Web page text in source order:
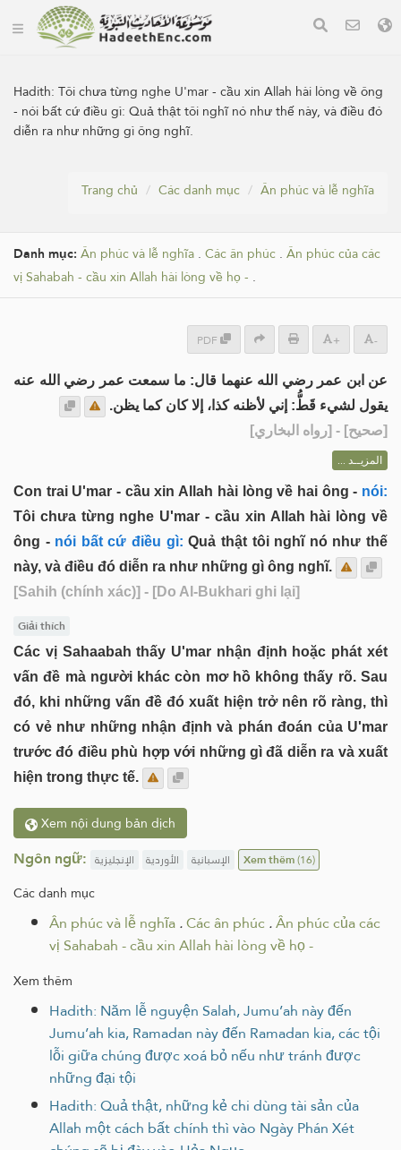
Hadith:Tôi chưa từng nghe U'mar - cầu xin Allah hài lòng về ông
- nói bất cứ điều gì: Quả thật tôi nghĩ nó như thế này, và điều đó
diễn ra như những gì ông nghĩ.
Trang chủ Các danh mục Ân phúc và lễ nghĩa
Danh mục: Ân phúc và lễ nghĩa . Các ân phúc . Ân phúc của các
vị Sahabah - cầu xin Allah hài lòng về họ - .
PDF + -
عن ابن عمر رضي الله عنهما قال: ما سمعت عمر رضي الله عنه
يقول لشيء قَطُّ: إني لأظنه كذا، إلا كان كما يظن.
[صحيح] - [رواه البخاري]
المزيــد ...
Con trai U'mar - cầu xin Allah hài lòng về hai ông - nói:
Tôi chưa từng nghe U'mar - cầu xin Allah hài lòng về
ông -nói bất cứ điều gì: Quả thật tôi nghĩ nó như thế
này, và điều đó diễn ra như những gì ông nghĩ.
[Sahih (chính xác)] - [Do Al-Bukhari ghi lại]
Giải thích
Các vị Sahaabah thấy U'mar nhận định hoặc phát xét
vấn đề mà người khác còn mơ hồ không thấy rõ. Sau
đó, khi những vấn đề đó xuất hiện trở nên rõ ràng, thì
có vẻ như những nhận định và phán đoán của U'mar
trước đó điều phù hợp với những gì đã diễn ra và xuất
hiện trong thực tế.
Xem nội dung bản dịch
Ngôn ngữ: الإنجليزية الأوردية الإسبانية Xem thêm(16)
Các danh mục
Ân phúc và lễ nghĩa.Các ân phúc .Ân phúc của các
vị Sahabah - cầu xin Allah hài lòng về họ -
Xem thêm
Hadith: Năm lễ nguyện Salah, Jumu’ah này đến
Jumu’ah kia, Ramadan này đến Ramadan kia, các tội
lỗi giữa chúng được xoá bỏ nếu như tránh được
những đại tội
Hadith: Quả thật, những kẻ chi dùng tài sản của
Allah một cách bất chính thì vào Ngày Phán Xét